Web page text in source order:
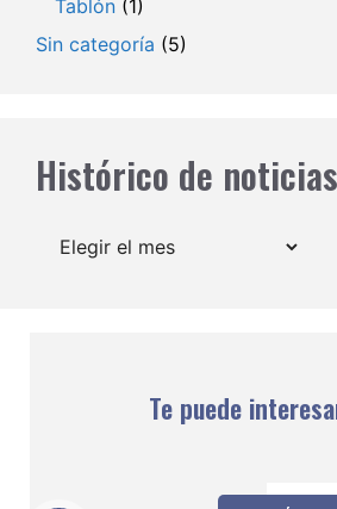
Tablón (1)
Sin categoría (5)
Histórico de noticias
Archivos
Te puede